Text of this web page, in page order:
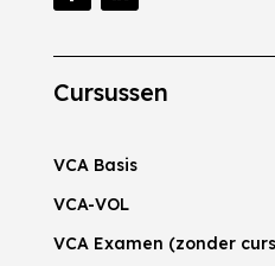
Cursussen
VCA Basis
VCA-VOL
VCA Examen (zonder